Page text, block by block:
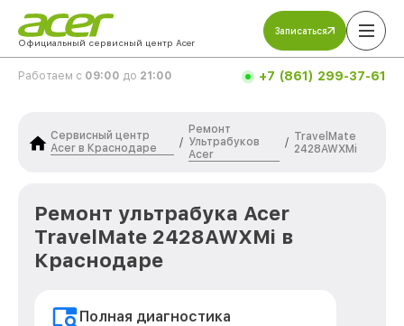
Официальный сервисный центр Acer
Записаться
Работаем с 09:00 до 21:00 +7 (861) 299-37-61
Сервисный центр
Acer в Краснодаре
/
Ремонт
Ультрабуков
Acer
/ TravelMate
2428AWXMi
Ремонт ультрабука Acer
TravelMate 2428AWXMi в
Краснодаре
Полная диагностика